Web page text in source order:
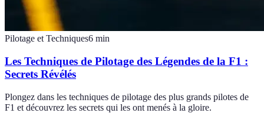
Pilotage et Techniques6 min
Les Techniques de Pilotage des Légendes de la F1 :
Secrets Révélés
Plongez dans les techniques de pilotage des plus grands pilotes de
F1 et découvrez les secrets qui les ont menés à la gloire.